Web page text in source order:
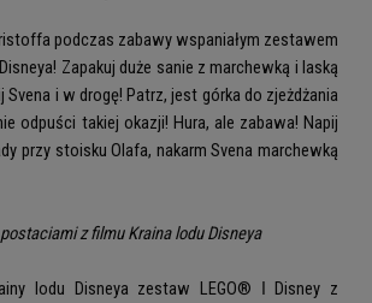
podczas zabawy wspaniałym zestawem
Zapakuj duże sanie z marchewką i laską
Svena i w drogę! Patrz, jest górka do zjeżdżania
odpuści takiej okazji! Hura, ale zabawa! Napij
przy stoisku Olafa, nakarm Svena marchewką
z filmu Kraina lodu Disneya
lodu Disneya zestaw LEGO® ǀ Disney z